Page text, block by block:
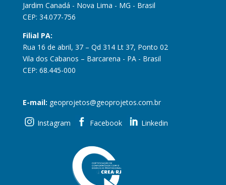
Jardim Canadá - Nova Lima - MG - Brasil
CEP: 34.077-756
Filial PA:
Rua 16 de abril, 37 – Qd 314 Lt 37, Ponto 02
Vila dos Cabanos – Barcarena - PA - Brasil
CEP: 68.445-000
E-mail: geoprojetos@geoprojetos.com.br
Instagram Facebook Linkedin